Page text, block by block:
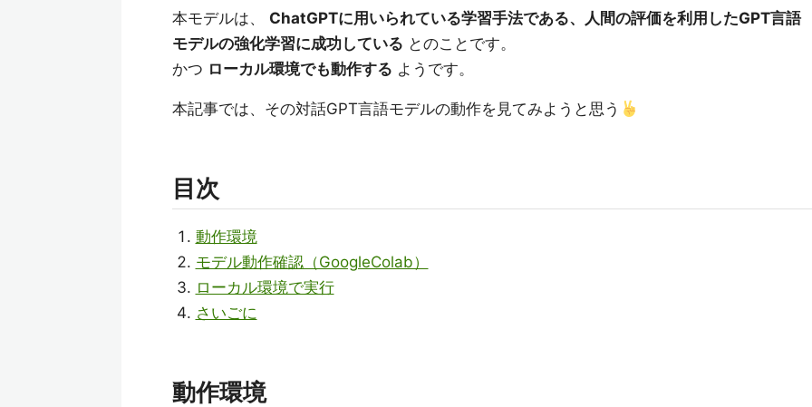
本モデルは、 ChatGPTに用いられている学習手法である、人間の評価を利用したGPT言語
モデルの強化学習に成功している とのことです。
かつ ローカル環境でも動作する ようです。
本記事では、その対話GPT言語モデルの動作を見てみようと思う
目次
動作環境
モデル動作確認（GoogleColab）
ローカル環境で実行
さいごに
動作環境